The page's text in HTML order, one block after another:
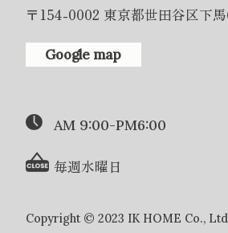
〒154-0002 東京都世田谷区下
Google map
AM 9:00-PM6:00
毎週水曜日
Copyright © 2023 IK HOME Co.,